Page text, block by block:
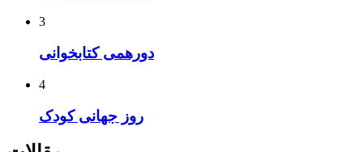
3
دورهمی کتابخوانی
4
روز جهانی کودک